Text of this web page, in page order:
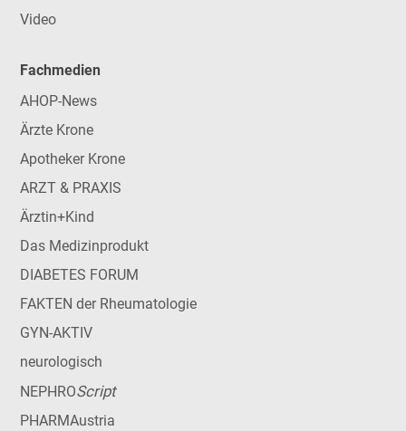
Video
Fachmedien
AHOP-News
Ärzte Krone
Apotheker Krone
ARZT & PRAXIS
Ärztin+Kind
Das Medizinprodukt
DIABETES FORUM
FAKTEN der Rheumatologie
GYN-AKTIV
neurologisch
NEPHROScript
PHARMAustria